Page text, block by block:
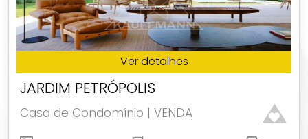
Ver detalhes
JARDIM PETRÓPOLIS
Casa de Condomínio | VENDA